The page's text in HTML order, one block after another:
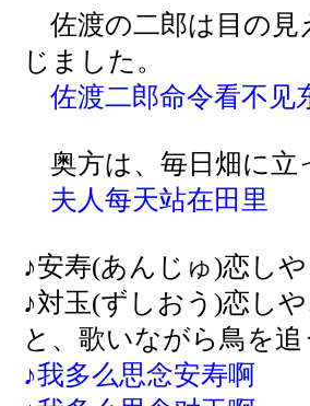
佐渡の二郎は目の見
じました。
佐渡二郎命令看不见
奥方は、毎日畑に立
夫人每天站在田里
♪安寿(あんじゅ)恋し
♪対玉(ずしおう)恋し
と、歌いながら鳥を
♪我多么思念安寿啊